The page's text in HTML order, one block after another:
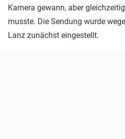
Kamera gewann, aber
musste. Die Sendung wurde
Lanz zunächst eingestellt.